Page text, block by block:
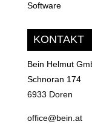
Software
KONTAKT
Bein Helmut
Schnoran 174
6933 Doren
office@bein.at